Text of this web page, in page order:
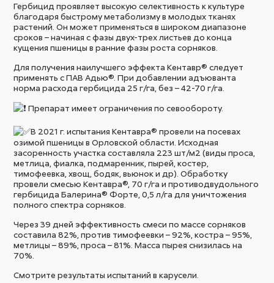
Гербицид проявляет высокую селективность к культуре
благодаря быстрому метаболизму в молодых тканях
растений. Он может применяться в широком диапазоне
сроков – начиная с фазы двух-трех листьев до конца
кущения пшеницы в ранние фазы роста сорняков.
Для получения наилучшего эффекта Кентавр® следует
применять с ПАВ Адью®. При добавлении адъюванта
норма расхода гербицида 25 г/га, без – 42-70 г/га.
Препарат имеет ограничения по севообороту.
В 2021 г. испытания Кентавра® провели на посевах
озимой пшеницы в Орловской области. Исходная
засоренность участка составляла 223 шт/м2 (виды проса,
метлица, фиалка, подмаренник, пырей, костер,
тимофеевка, хвощ, бодяк, вьюнок и др). Обработку
провели смесью Кентавра®, 70 г/га и противодвудольного
гербицида Балерина® Форте, 0,5 л/га для уничтожения
полного спектра сорняков.
Через 39 дней эффективность смеси по массе сорняков
составила 82%, против тимофеевки – 92%, костра – 95%,
метлицы – 89%, проса – 81%. Масса пырея снизилась на
70%.
Смотрите результаты испытаний в карусели.